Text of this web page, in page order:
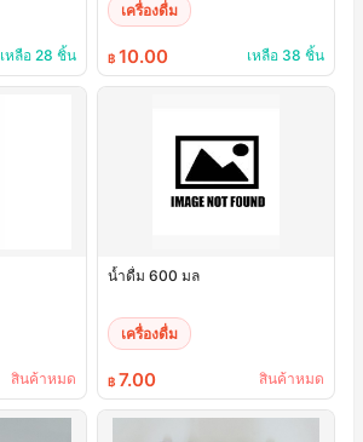
เหลือ 28 ชิ้น
เครื่องดื่ม
฿ 10.00 เหลือ 38 ชิ้น
สินค้าหมด
น้ำดื่ม 600 มล
เครื่องดื่ม
฿ 7.00 สินค้าหมด